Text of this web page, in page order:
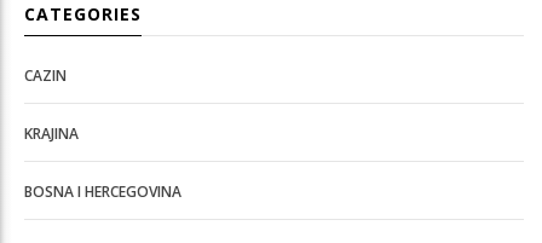
CATEGORIES
CAZIN
KRAJINA
BOSNA I HERCEGOVINA